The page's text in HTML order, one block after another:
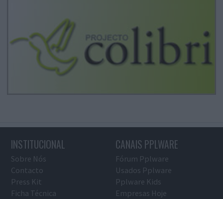
INSTITUCIONAL
Sobre Nós
Contacto
Press Kit
Ficha Técnica
CANAIS PPLWARE
Fórum Pplware
Usados Pplware
Pplware Kids
Empresas Hoje